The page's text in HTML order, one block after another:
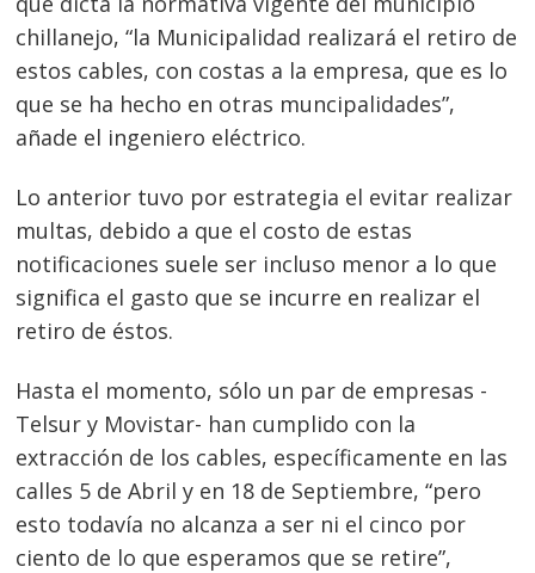
chillanejo, “la Municipalidad realizará el retiro de
estos cables, con costas a la empresa, que es lo
que se ha hecho en otras muncipalidades”,
añade el ingeniero eléctrico.
Lo anterior tuvo por estrategia el evitar realizar
multas, debido a que el costo de estas
notificaciones suele ser incluso menor a lo que
significa el gasto que se incurre en realizar el
retiro de éstos.
Hasta el momento, sólo un par de empresas -
Telsur y Movistar- han cumplido con la
extracción de los cables, específicamente en las
calles 5 de Abril y en 18 de Septiembre, “pero
esto todavía no alcanza a ser ni el cinco por
ciento de lo que esperamos que se retire”,